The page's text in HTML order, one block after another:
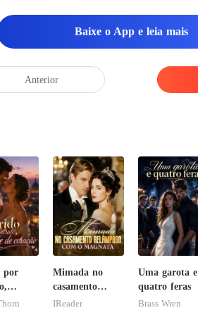
Baixe o App e leia mais
Anterior
por
de
Mimada no
casamento
relâmpago com
IReader
Uma garota e
quatro feras
Brass Wren